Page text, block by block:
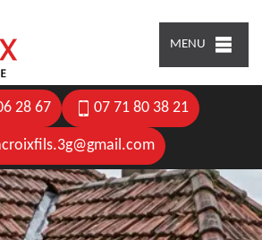
MENU
28 67 07 71 80 38 21